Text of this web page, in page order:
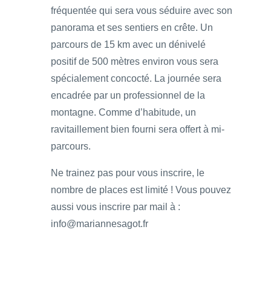
fréquentée qui sera vous séduire avec son
panorama et ses sentiers en crête. Un
parcours de 15 km avec un dénivelé
positif de 500 mètres environ vous sera
spécialement concocté. La journée sera
encadrée par un professionnel de la
montagne. Comme d’habitude, un
ravitaillement bien fourni sera offert à mi-
parcours.
Ne trainez pas pour vous inscrire, le
nombre de places est limité ! Vous pouvez
aussi vous inscrire par mail à :
info@mariannesagot.fr